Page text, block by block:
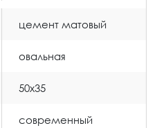
цемент матовый
овальная
50x35
современный